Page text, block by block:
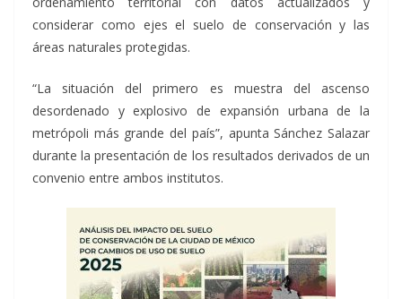
considerar como ejes el suelo de conservación y las
áreas naturales protegidas.
“La situación del primero es muestra del ascenso
desordenado y explosivo de expansión urbana de la
metrópoli más grande del país”, apunta Sánchez Salazar
durante la presentación de los resultados derivados de un
convenio entre ambos institutos.